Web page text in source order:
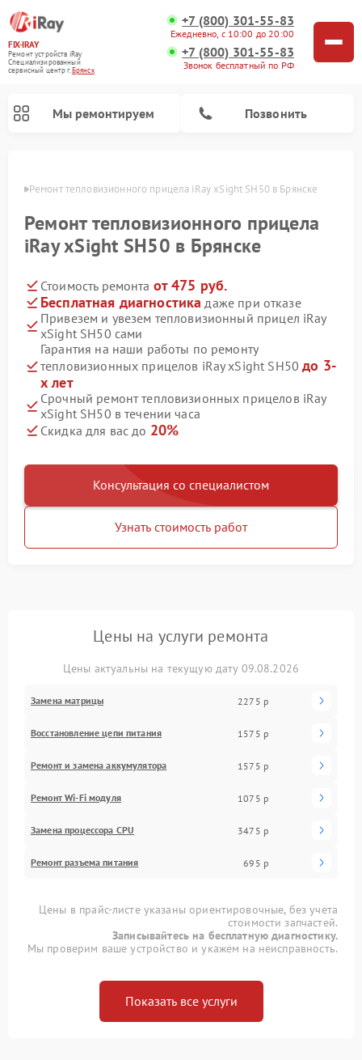
FIX-IRAY
Ремонт устройств iRay
Специализированный
cервисный центр г.Брянск
+7 (800) 301-55-83
Ежедневно, с 10:00 до 20:00
+7 (800) 301-55-83
Звонок бесплатный по РФ
Мы ремонтируем Позвонить
Ремонт тепловизионного прицела iRay xSight SH50 в Брянске
Ремонт тепловизионного прицела
iRay xSight SH50 в Брянске
Стоимость ремонта от 475 руб.
Бесплатная диагностика даже при отказе
Привезем и увезем тепловизионный прицел iRay
xSight SH50 сами
Гарантия на наши работы по ремонту
тепловизионных прицелов iRay xSight SH50до 3-
х лет
Срочный ремонт тепловизионных прицелов iRay
xSight SH50 в течении часа
Скидка для вас до 20%
Консультация со специалистом
Узнать стоимость работ
Цены на услуги ремонта
Цены актуальны на текущую дату 09.08.2026
Замена матрицы 2275 р
Восстановление цепи питания 1575 р
Ремонт и замена аккумулятора 1575 р
Ремонт Wi-Fi модуля 1075 р
Замена процессора CPU 3475 р
Ремонт разъема питания 695 р
Цены в прайс-листе указаны ориентировочные, без учета
стоимости запчастей.
Записывайтесь на бесплатную диагностику.
Мы проверим ваше устройство и укажем на неисправность.
Показать все услуги